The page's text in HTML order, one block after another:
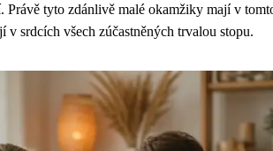
Právě tyto zdánlivě malé okamžiky mají v
v srdcích všech zúčastněných trvalou stopu.